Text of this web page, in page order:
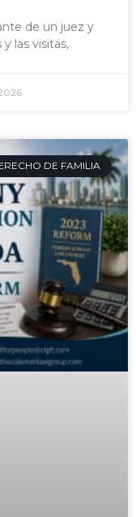
de un juez y
las visitas,
DE FAMILIA